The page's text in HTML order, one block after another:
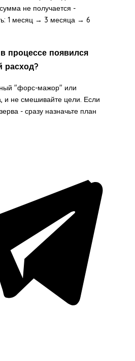
не получается -
1 месяц → 3 месяца → 6
процессе появился
расход?
"форс-мажор" или
и не смешивайте цели. Если
- сразу назначьте план